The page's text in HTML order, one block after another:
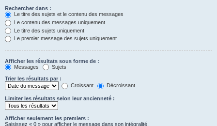
Rechercher dans :
Le titre des sujets et le contenu des messages
Le contenu des messages uniquement
Le titre des sujets uniquement
Le premier message des sujets uniquement
Afficher les résultats sous forme de :
Messages
Sujets
Trier les résultats par :
Croissant
Décroissant
Limiter les résultats selon leur ancienneté :
Afficher seulement les premiers :
Saisissez « 0 » pour afficher le message dans son intégralité.